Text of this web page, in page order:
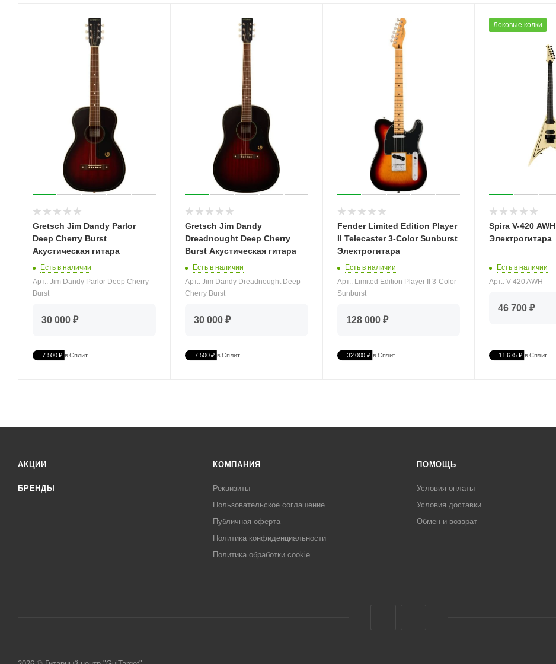
Gretsch Jim Dandy Parlor
Deep Cherry Burst
Акустическая гитара
Есть в наличии
Арт.: Jim Dandy Parlor Deep Cherry
Burst
30 000 ₽
7 500 ₽ в Сплит
Gretsch Jim Dandy
Dreadnought Deep Cherry
Burst Акустическая гитара
Есть в наличии
Арт.: Jim Dandy Dreadnought Deep
Cherry Burst
30 000 ₽
7 500 ₽ в Сплит
Fender Limited Edition Player
II Telecaster 3-Color Sunburst
Электрогитара
Есть в наличии
Арт.: Limited Edition Player II 3-Color
Sunburst
128 000 ₽
32 000 ₽ в Сплит
Локовые колки
Spira V-420 AWH
Электрогитара
Есть в наличии
Арт.: V-420 AWH
46 700 ₽
11 675 ₽ в Сплит
АКЦИИ
БРЕНДЫ
КОМПАНИЯ
Реквизиты
Пользовательское соглашение
Публичная оферта
Политика конфиденциальности
Политика обработки cookie
ПОМОЩЬ
Условия оплаты
Условия доставки
Обмен и возврат